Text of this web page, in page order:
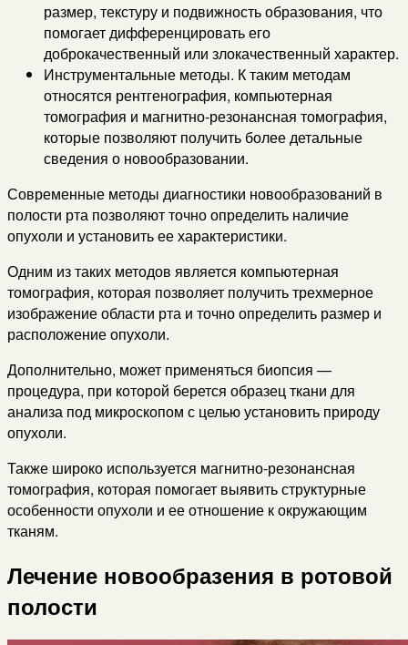
размер, текстуру и подвижность образования, что
помогает дифференцировать его
доброкачественный или злокачественный характер.
Инструментальные методы. К таким методам
относятся рентгенография, компьютерная
томография и магнитно-резонансная томография,
которые позволяют получить более детальные
сведения о новообразовании.
Современные методы диагностики новообразований в
полости рта позволяют точно определить наличие
опухоли и установить ее характеристики.
Одним из таких методов является компьютерная
томография, которая позволяет получить трехмерное
изображение области рта и точно определить размер и
расположение опухоли.
Дополнительно, может применяться биопсия —
процедура, при которой берется образец ткани для
анализа под микроскопом с целью установить природу
опухоли.
Также широко используется магнитно-резонансная
томография, которая помогает выявить структурные
особенности опухоли и ее отношение к окружающим
тканям.
Лечение новообразения в ротовой
полости